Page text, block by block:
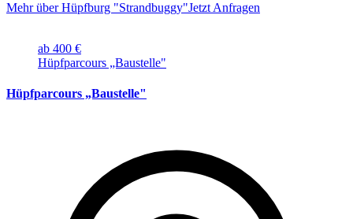
Mehr über Hüpfburg "Strandbuggy"Jetzt Anfragen
ab 400 €
Hüpfparcours „Baustelle"
Hüpfparcours „Baustelle"